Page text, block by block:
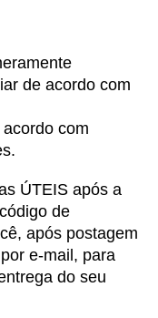
de acordo com
com
ÚTEIS após a
de
após postagem
e-mail, para
do seu